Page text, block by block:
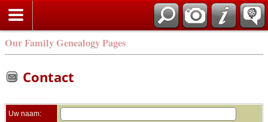
Our Family Genealogy Pages
Contact
Uw naam: